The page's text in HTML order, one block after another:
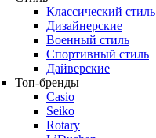
Классический стиль
Дизайнерские
Военный стиль
Спортивный стиль
Дайверские
Топ-бренды
Casio
Seiko
Rotary